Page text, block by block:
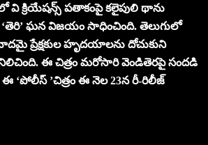
వి క్రియేషన్స్ పతాకంపై కలైపులి థాను
‘తెరి’ ఘన విజయం సాధించింది. తెలుగులో
ప్రేక్షకుల హృదయాలను దోచుకుని
ఈ చిత్రం మరోసారి వెండితెరపై సందడి
‘పోలీస్ ’చిత్రం ఈ నెల 23న రీ-రిలీజ్